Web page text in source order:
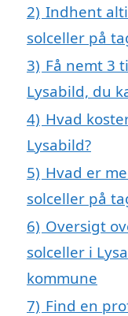
2) Indhent
solceller på
3) Få nemt 3
Lysabild, du
4) Hvad
Lysabild?
5) Hvad er
solceller på
6) Oversigt
solceller i
kommune
7) Find en